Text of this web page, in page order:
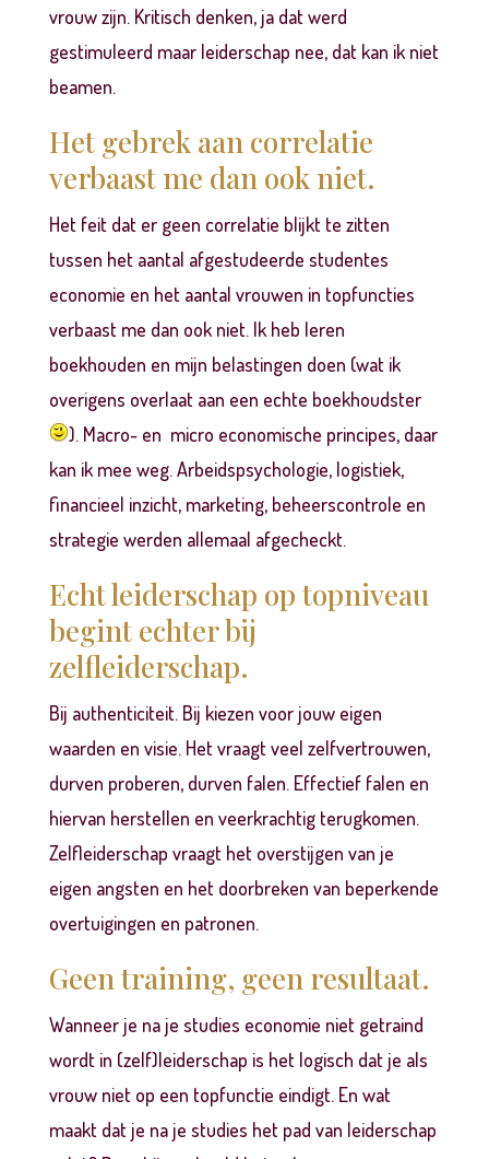
vrouw zijn. Kritisch denken, ja dat werd
gestimuleerd maar leiderschap nee, dat kan ik niet
beamen.
Het gebrek aan correlatie
verbaast me dan ook niet.
Het feit dat er geen correlatie blijkt te zitten
tussen het aantal afgestudeerde studentes
economie en het aantal vrouwen in topfuncties
verbaast me dan ook niet. Ik heb leren
boekhouden en mijn belastingen doen (wat ik
overigens overlaat aan een echte boekhoudster
). Macro- en micro economische principes, daar
kan ik mee weg. Arbeidspsychologie, logistiek,
financieel inzicht, marketing, beheerscontrole en
strategie werden allemaal afgecheckt.
Echt leiderschap op topniveau
begint echter bij
zelfleiderschap.
Bij authenticiteit. Bij kiezen voor jouw eigen
waarden en visie. Het vraagt veel zelfvertrouwen,
durven proberen, durven falen. Effectief falen en
hiervan herstellen en veerkrachtig terugkomen.
Zelfleiderschap vraagt het overstijgen van je
eigen angsten en het doorbreken van beperkende
overtuigingen en patronen.
Geen training, geen resultaat.
Wanneer je na je studies economie niet getraind
wordt in (zelf)leiderschap is het logisch dat je als
vrouw niet op een topfunctie eindigt. En wat
maakt dat je na je studies het pad van leiderschap